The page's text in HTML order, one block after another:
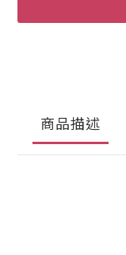
商品描述